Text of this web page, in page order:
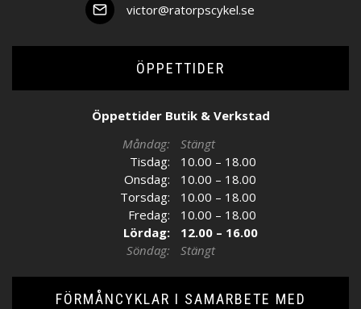
victor@ratorpscykel.se
ÖPPETTIDER
Öppettider Butik & Verkstad
Måndag:
Stängt
Tisdag:
10.00 – 18.00
Onsdag:
10.00 – 18.00
Torsdag:
10.00 – 18.00
Fredag:
10.00 – 18.00
Lördag:
12.00 – 16.00
Söndag:
Stängt
FÖRMÅNCYKLAR I SAMARBETE MED